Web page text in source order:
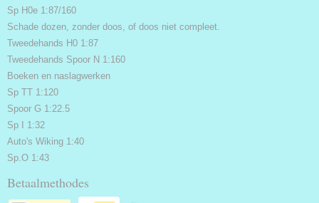
Sp H0e 1:87/160
Schade dozen, zonder doos, of doos niet compleet.
Tweedehands H0 1:87
Tweedehands Spoor N 1:160
Boeken en naslagwerken
Sp TT 1:120
Spoor G 1:22.5
Sp I 1:32
Auto's Wiking 1:40
Sp.O 1:43
Betaalmethodes